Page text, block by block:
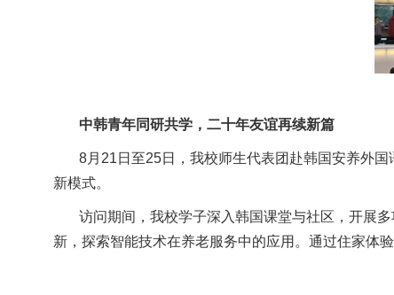
中韩青年同研共学，二十年友谊再续新篇
8月 21 日至25日，我校师生代表团赴韩国安养外
新模式。
访问期间，我校学子深入韩国课堂与社区，开展
新，探索智能技术在养老服务中的应用。通过住家体